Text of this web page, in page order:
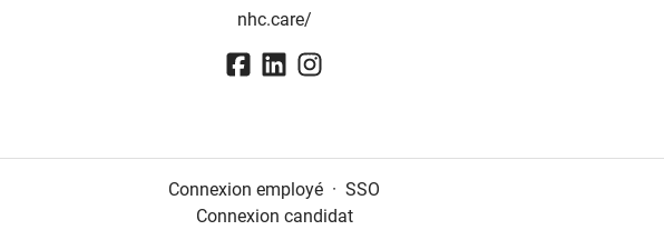
nhc.care/
Connexion employé · SSO
Connexion candidat